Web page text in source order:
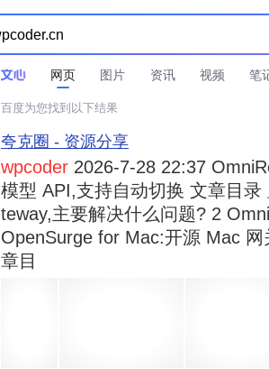
网页 图片 资讯 视频 笔
时间不限  所有网页和文件  站点内检索 
百度为您找到以下结果
夸克圈 - 资源分享
wpcoder 2026-7-28 22:37
模型 API,支持自动切换 文章目
teway,主要解决什么问题? 2
OpenSurge for Mac:开源 Mac
章目